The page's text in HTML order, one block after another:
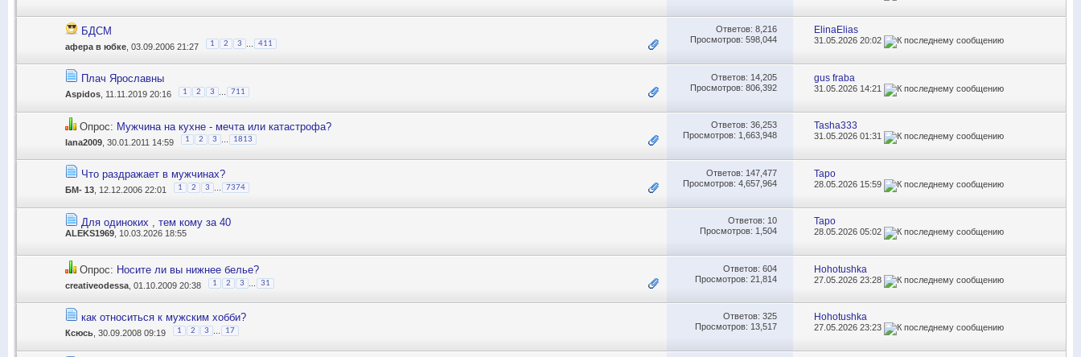
БДСМ
афера в юбке , 03.09.2006 21:27 1 2 3 411
Ответов: 8,216
Просмотров: 598,044
ElinaElias
31.05.202620:02
Плач Ярославны
Aspidos , 11.11.2019 20:16 1 2 3 711
Ответов: 14,205
Просмотров: 806,392
gus fraba
31.05.2026 14:21
Опрос: Мужчина на кухне - мечта или катастрофа?
lana2009 , 30.01.2011 14:59 1 2 3 1813
Ответов: 36,253
Просмотров: 1,663,948
Tasha333
31.05.202601:31
Что раздражает в мужчинах?
БМ- 13 , 12.12.2006 22:01 1 2 3 7374
Ответов: 147,477
Просмотров: 4,657,964
Таро
28.05.2026 15:59
Для одиноких , тем кому за 40
ALEKS1969 , 10.03.2026 18:55
Ответов: 10
Просмотров: 1,504
Таро
28.05.202605:02
Опрос: Носите ли вы нижнее белье?
creativeodessa , 01.10.2009 20:38 1 2 3 31
Ответов: 604
Просмотров: 21,814
Hohotushka
27.05.202623:28
как относиться к мужским хобби?
Ксюсь , 30.09.2008 09:19 1 2 3 17
Ответов: 325
Просмотров: 13,517
Hohotushka
27.05.202623:23